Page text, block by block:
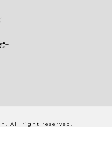
針
All right reserved.